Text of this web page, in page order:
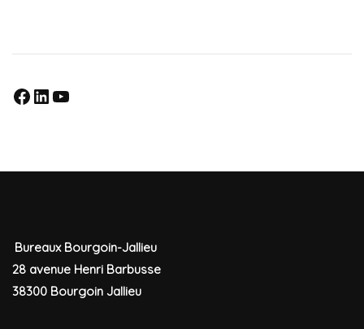
Bureaux Bourgoin-Jallieu
28 avenue Henri Barbusse
38300 Bourgoin Jallieu